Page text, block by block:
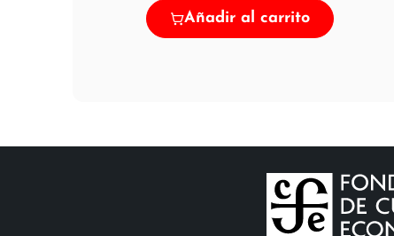
Añadir al carrito